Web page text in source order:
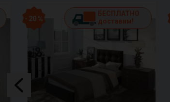
- 20 %
БЕСПЛАТНО
доставим!